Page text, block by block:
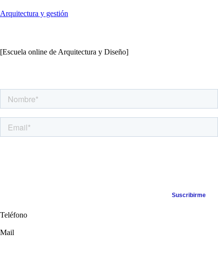
Arquitectura y gestión
[Escuela online de Arquitectura y Diseño]
Teléfono
Mail